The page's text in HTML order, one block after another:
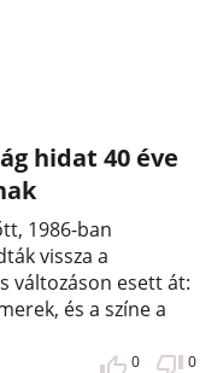
hidat 40 éve
1986-ban
vissza a
változáson esett át:
és a színe a
0 0